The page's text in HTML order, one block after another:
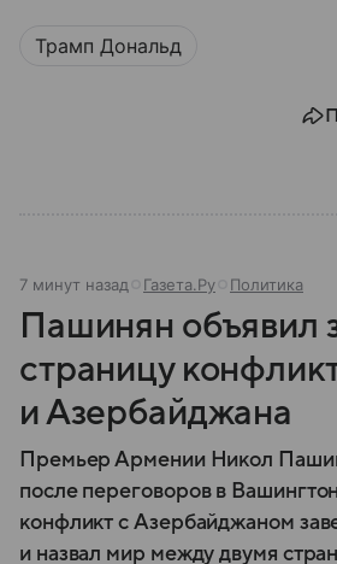
влияние на мировые процессы.
Трамп Дональд
7 минут назад Газета.Ру Политика
Пашинян объявил
страницу
и Азербайджана
Премьер Армении Никол
после переговоров в
конфликт с Азербайджаном
и назвал мир между двумя